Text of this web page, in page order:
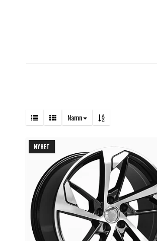
Namn
NYHET